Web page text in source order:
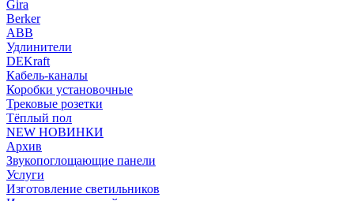
Gira
Berker
ABB
Удлинители
DEKraft
Кабель-каналы
Коробки установочные
Трековые розетки
Тёплый пол
NEW НОВИНКИ
Архив
Звукопоглощающие панели
Услуги
Изготовление светильников